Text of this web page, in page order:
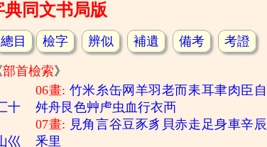
典同文书局版
總目 檢字 辨似 補遺 備考 考證
部首檢索》
十
巛
06畫: 竹米 糸缶网 羊羽老而耒耳聿肉臣 自
舛舟艮色艸虍虫血行衣襾
07畫: 見角言谷豆豕豸 貝赤走 足身車辛辰
釆里